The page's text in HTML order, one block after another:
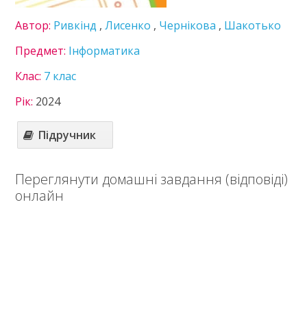
Німецька мова
Українська література
Фізика
Хімія
9 клас
10 клас
11 клас
Зв'язок
Автор: Ривкінд ,Лисенко , Чepнiкoва , Шакотько
Предмет: Інформатика
Клас: 7 клас
Рік: 2024
Підручник
Переглянути домашні завдання (відповіді)
онлайн